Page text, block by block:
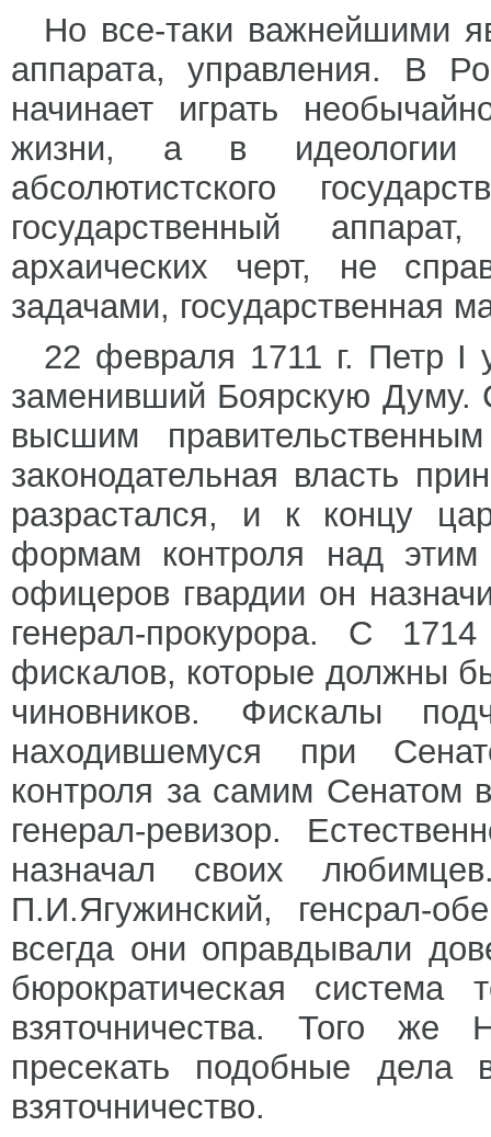
Но все-таки важнейшими
аппарата, управления. В
начинает играть
жизни, а в идеологии
абсолютистского
государственный
архаических черт, не
задачами, государственная
22 февраля 1711 г. Петр I
заменивший Боярскую Думу.
высшим
законодательная власть
разрастался, и к концу
формам контроля над
офицеров гвардии он
генерал-прокурора. С
фискалов, которые должны
чиновников. Фискалы
находившемуся при
контроля за самим Сенатом
генерал-ревизор.
назначал своих
П.И.Ягужинский, генсрал-
всегда они оправдывали
бюрократическая
взяточничества. Того же
пресекать подобные дела
взяточничество.